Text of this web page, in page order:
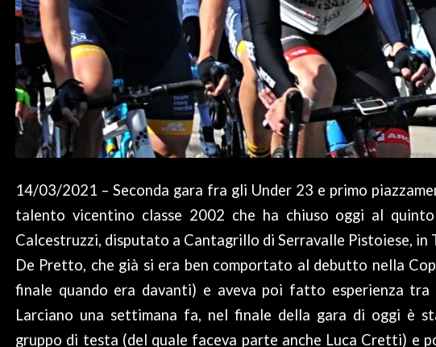
14/03/2021 – Seconda gara fra gli Under 23 e primo
talento vicentino classe 2002 che ha chiuso oggi al
Calcestruzzi, disputato a Cantagrillo di Serravalle Pistoiese, in
De Pretto, che già si era ben comportato al debutto nella
finale quando era davanti) e aveva poi fatto esperienza
Larciano una settimana fa, nel finale della gara di oggi è
gruppo di testa (del quale faceva parte anche Luca Cretti) e